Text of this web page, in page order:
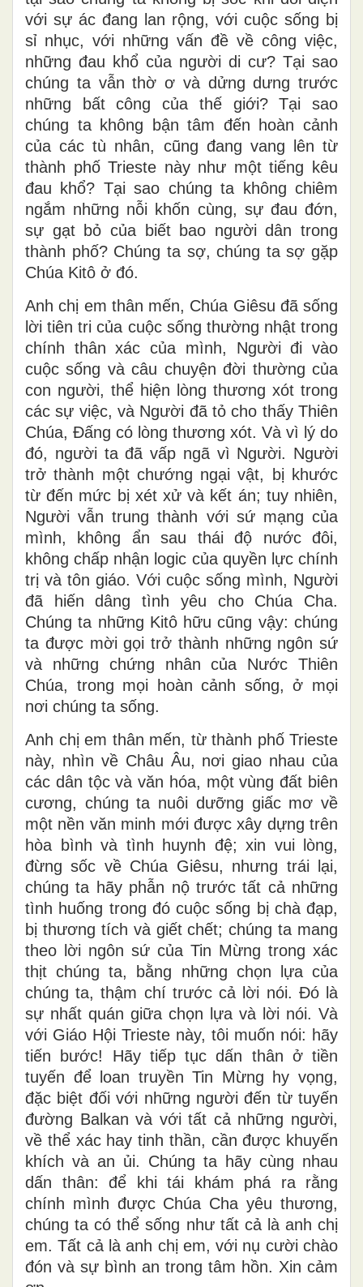
với sự ác đang lan rộng, với cuộc sống bị
sỉ nhục, với những vấn đề về công việc,
những đau khổ của người di cư? Tại sao
chúng ta vẫn thờ ơ và dửng dưng trước
những bất công của thế giới? Tại sao
chúng ta không bận tâm đến hoàn cảnh
của các tù nhân, cũng đang vang lên từ
thành phố Trieste này như một tiếng kêu
đau khổ? Tại sao chúng ta không chiêm
ngắm những nỗi khốn cùng, sự đau đớn,
sự gạt bỏ của biết bao người dân trong
thành phố? Chúng ta sợ, chúng ta sợ gặp
Chúa Kitô ở đó.
Anh chị em thân mến, Chúa Giêsu đã sống
lời tiên tri của cuộc sống thường nhật trong
chính thân xác của mình, Người đi vào
cuộc sống và câu chuyện đời thường của
con người, thể hiện lòng thương xót trong
các sự việc, và Người đã tỏ cho thấy Thiên
Chúa, Đấng có lòng thương xót. Và vì lý do
đó, người ta đã vấp ngã vì Người. Người
trở thành một chướng ngại vật, bị khước
từ đến mức bị xét xử và kết án; tuy nhiên,
Người vẫn trung thành với sứ mạng của
mình, không ẩn sau thái độ nước đôi,
không chấp nhận logic của quyền lực chính
trị và tôn giáo. Với cuộc sống mình, Người
đã hiến dâng tình yêu cho Chúa Cha.
Chúng ta những Kitô hữu cũng vậy: chúng
ta được mời gọi trở thành những ngôn sứ
và những chứng nhân của Nước Thiên
Chúa, trong mọi hoàn cảnh sống, ở mọi
nơi chúng ta sống.
Anh chị em thân mến, từ thành phố Trieste
này, nhìn về Châu Âu, nơi giao nhau của
các dân tộc và văn hóa, một vùng đất biên
cương, chúng ta nuôi dưỡng giấc mơ về
một nền văn minh mới được xây dựng trên
hòa bình và tình huynh đệ; xin vui lòng,
đừng sốc về Chúa Giêsu, nhưng trái lại,
chúng ta hãy phẫn nộ trước tất cả những
tình huống trong đó cuộc sống bị chà đạp,
bị thương tích và giết chết; chúng ta mang
theo lời ngôn sứ của Tin Mừng trong xác
thịt chúng ta, bằng những chọn lựa của
chúng ta, thậm chí trước cả lời nói. Đó là
sự nhất quán giữa chọn lựa và lời nói. Và
với Giáo Hội Trieste này, tôi muốn nói: hãy
tiến bước! Hãy tiếp tục dấn thân ở tiền
tuyến để loan truyền Tin Mừng hy vọng,
đặc biệt đối với những người đến từ tuyến
đường Balkan và với tất cả những người,
về thể xác hay tinh thần, cần được khuyến
khích và an ủi. Chúng ta hãy cùng nhau
dấn thân: để khi tái khám phá ra rằng
chính mình được Chúa Cha yêu thương,
chúng ta có thể sống như tất cả là anh chị
em. Tất cả là anh chị em, với nụ cười chào
đón và sự bình an trong tâm hồn. Xin cảm